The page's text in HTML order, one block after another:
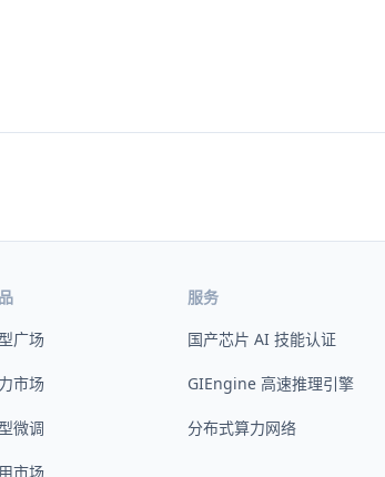
广场
市场
微调
市场
服务
国产芯片 AI 技能认证
GIEngine 高速推理引擎
分布式算力网络